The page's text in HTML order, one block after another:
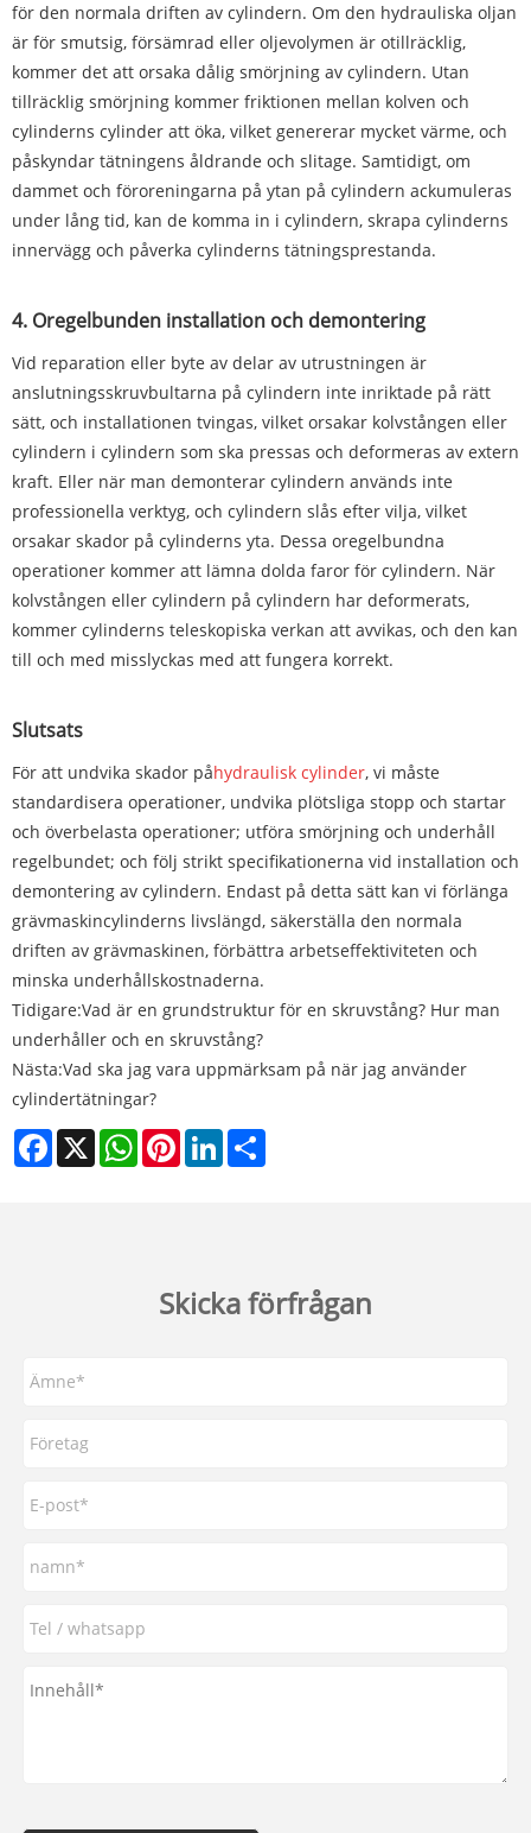
för den normala driften av cylindern. Om den hydrauliska oljan
är för smutsig, försämrad eller oljevolymen är otillräcklig,
kommer det att orsaka dålig smörjning av cylindern. Utan
tillräcklig smörjning kommer friktionen mellan kolven och
cylinderns cylinder att öka, vilket genererar mycket värme, och
påskyndar tätningens åldrande och slitage. Samtidigt, om
dammet och föroreningarna på ytan på cylindern ackumuleras
under lång tid, kan de komma in i cylindern, skrapa cylinderns
innervägg och påverka cylinderns tätningsprestanda.
4. Oregelbunden installation och demontering
Vid reparation eller byte av delar av utrustningen är
anslutningsskruvbultarna på cylindern inte inriktade på rätt
sätt, och installationen tvingas, vilket orsakar kolvstången eller
cylindern i cylindern som ska pressas och deformeras av extern
kraft. Eller när man demonterar cylindern används inte
professionella verktyg, och cylindern slås efter vilja, vilket
orsakar skador på cylinderns yta. Dessa oregelbundna
operationer kommer att lämna dolda faror för cylindern. När
kolvstången eller cylindern på cylindern har deformerats,
kommer cylinderns teleskopiska verkan att avvikas, och den kan
till och med misslyckas med att fungera korrekt.
Slutsats
För att undvika skador påhydraulisk cylinder, vi måste
standardisera operationer, undvika plötsliga stopp och startar
och överbelasta operationer; utföra smörjning och underhåll
regelbundet; och följ strikt specifikationerna vid installation och
demontering av cylindern. Endast på detta sätt kan vi förlänga
grävmaskincylinderns livslängd, säkerställa den normala
driften av grävmaskinen, förbättra arbetseffektiviteten och
minska underhållskostnaderna.
Tidigare:Vad är en grundstruktur för en skruvstång? Hur man
underhåller och en skruvstång?
Nästa:Vad ska jag vara uppmärksam på när jag använder
cylindertätningar?
Facebook
X WhatsAppPinterestLinkedIn
Skicka förfrågan